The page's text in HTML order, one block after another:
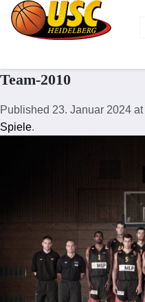
Team-2010
Published 23. Januar 2024 at
Spiele.